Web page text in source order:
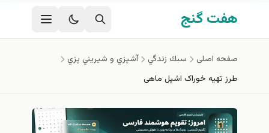
رفتن به محتوای اصلی
هفت گنج
صفحه اصلی سبك زندگي
آشپزي و شيريني پزي
طرز تهیه خوراک اشپل ماهی